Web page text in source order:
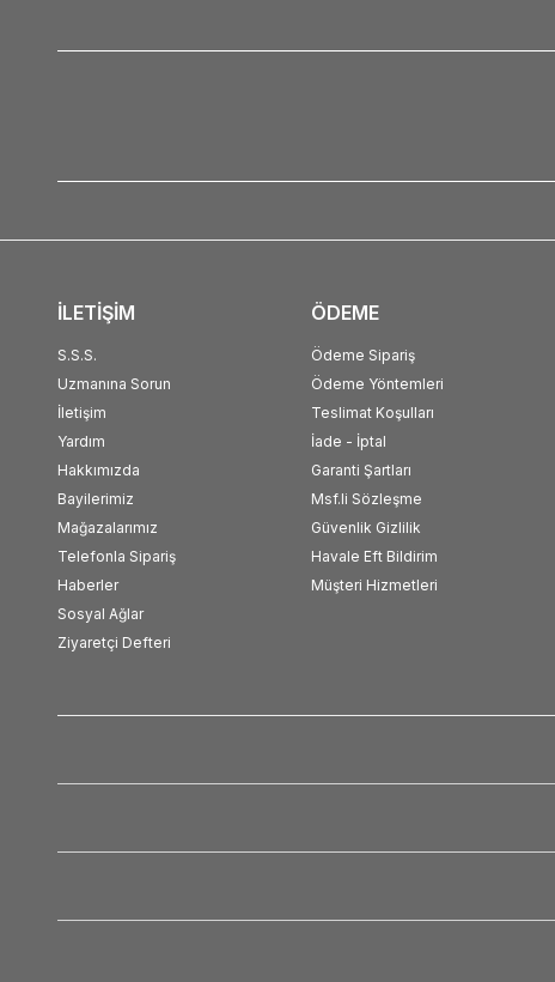
İLETİŞİM
S.S.S.
Uzmanına Sorun
İletişim
Yardım
Hakkımızda
Bayilerimiz
Mağazalarımız
Telefonla Sipariş
Haberler
Sosyal Ağlar
Ziyaretçi Defteri
ÖDEME
Ödeme Sipariş
Ödeme Yöntemleri
Teslimat Koşulları
İade - İptal
Garanti Şartları
Msf.li Sözleşme
Güvenlik Gizlilik
Havale Eft Bildirim
Müşteri Hizmetleri